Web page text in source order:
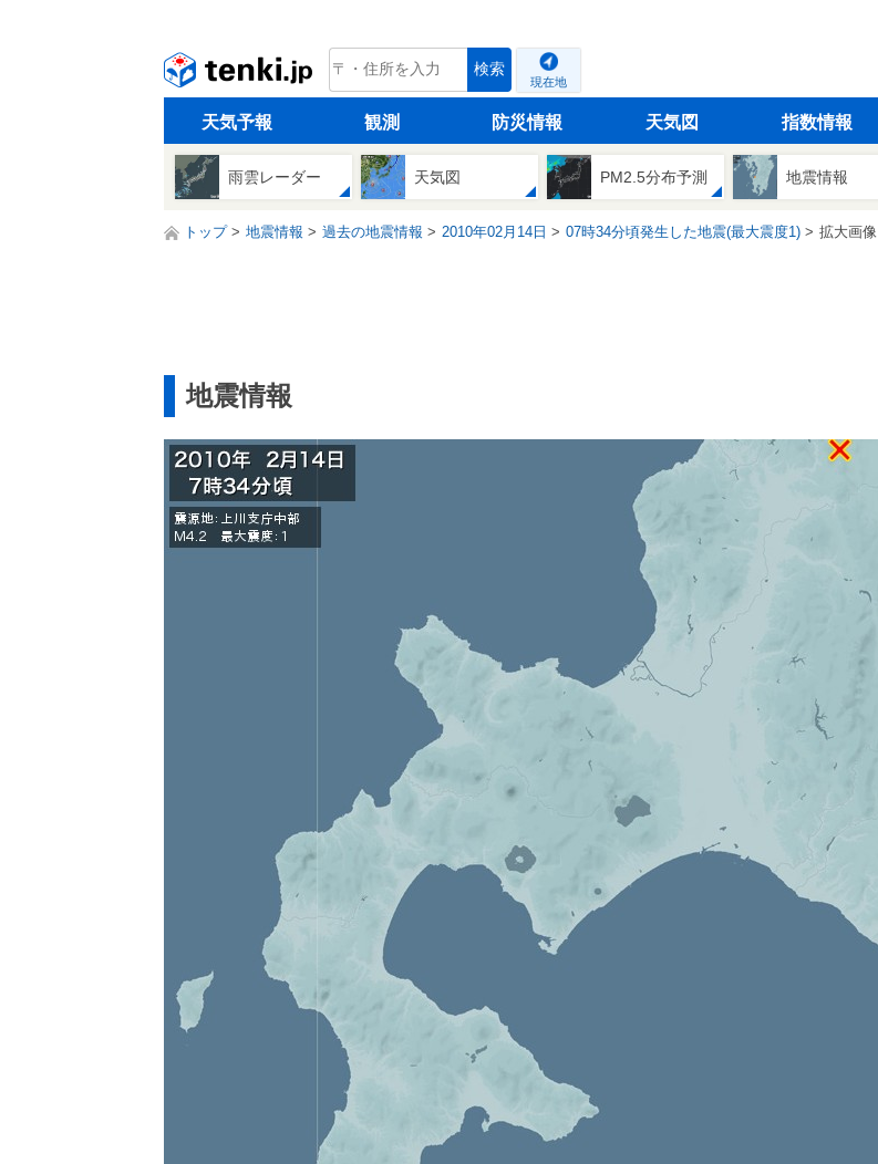
tenki.jp 検索
現在地
天気予報 観測 防災情報 天気図 指数情報
雨雲レーダー 天気図 PM2.5分布予測 地震情報
トップ 地震情報 過去の地震情報 2010年02月14日 07時34分頃発生した地震(最大震度1) 拡大画像
地震情報